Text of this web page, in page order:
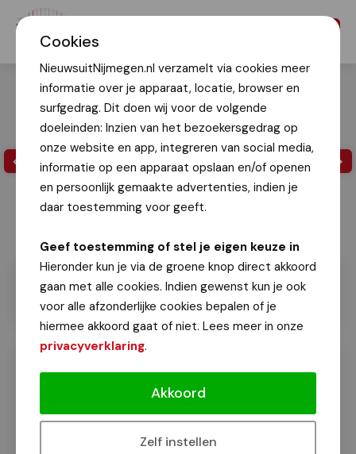
Cookies
NieuwsuitNijmegen.nl verzamelt via cookies meer
informatie over je apparaat, locatie, browser en
surfgedrag. Dit doen wij voor de volgende
doeleinden: Inzien van het bezoekersgedrag op
onze website en app, integreren van social media,
informatie op een apparaat opslaan en/of openen
en persoonlijk gemaakte advertenties, indien je
daar toestemming voor geeft.
Geef toestemming of stel je eigen keuze in
Hieronder kun je via de groene knop direct akkoord
gaan met alle cookies. Indien gewenst kun je ook
voor alle afzonderlijke cookies bepalen of je
hiermee akkoord gaat of niet. Lees meer in onze
privacyverklaring.
Akkoord
Zelf instellen
Gezellige 4Daagse-rustpost
Overasselt bestaat 15 jaar
Van onze redactie